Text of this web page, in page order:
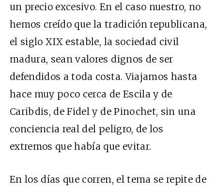
un precio excesivo. En el caso nuestro, no
hemos creído que la tradición republicana,
el siglo XIX estable, la sociedad civil
madura, sean valores dignos de ser
defendidos a toda costa. Viajamos hasta
hace muy poco cerca de Escila y de
Caribdis, de Fidel y de Pinochet, sin una
conciencia real del peligro, de los
extremos que había que evitar.
En los días que corren, el tema se repite de